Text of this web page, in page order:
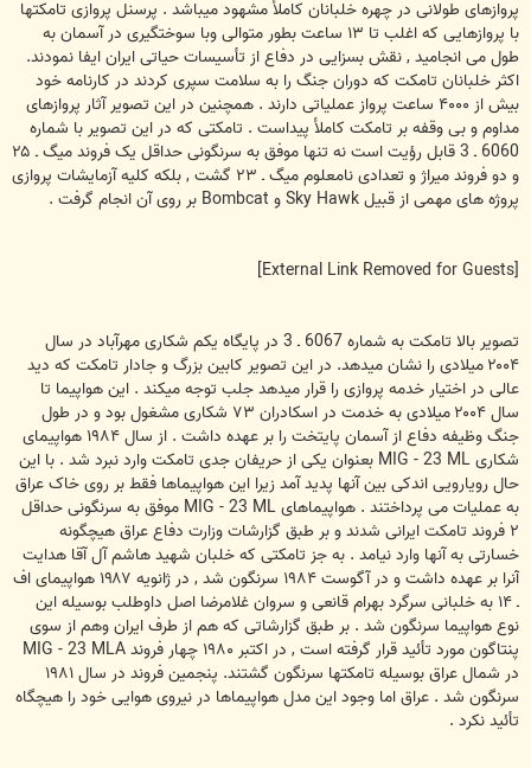
پروازهای طولانی در چهره خلبانان کاملأ مشهود ميباشد . پرسنل پروازی تامکتها
با پروازهايی که اغلب تا ۱۳ ساعت بطور متوالی وبا سوختگيری در آسمان به
طول می انجاميد , نقش بسزايی در دفاع از تأسيسات حياتی ايران ايفا نمودند.
اکثر خلبانان تامکت که دوران جنگ را به سلامت سپری کردند در کارنامه خود
بيش از ۴۰۰۰ ساعت پرواز عملياتی دارند . همچنين در اين تصوير آثار پروازهای
مداوم و بی وقفه بر تامکت کاملأ پيداست . تامکتی که در اين تصوير با شماره
6060 ـ 3 قابل رؤيت است نه تنها موفق به سرنگونی حداقل يک فروند ميگ ـ ۲۵
و دو فروند ميراژ و تعدادی نامعلوم ميگ ـ ۲۳ گشت , بلکه کليه آزمايشات پروازی
پروژه های مهمی از قبيل Sky Hawk و Bombcat بر روی آن انجام گرفت .
تصوير بالا تامکت به شماره 6067 ـ 3 در پايگاه يکم شکاری مهرآباد در سال
۲۰۰۴ ميلادی را نشان ميدهد. در اين تصوير کابين بزرگ و جادار تامکت که ديد
عالی در اختيار خدمه پروازی را قرار ميدهد جلب توجه ميکند . اين هواپيما تا
سال ۲۰۰۴ ميلادی به خدمت در اسکادران ۷۳ شکاری مشغول بود و در طول
جنگ وظيفه دفاع از آسمان پايتخت را بر عهده داشت . از سال ۱۹۸۴ هواپيمای
شکاری MIG - 23 ML بعنوان يکی از حريفان جدی تامکت وارد نبرد شد . با اين
حال رويارويی اندکی بين آنها پديد آمد زيرا اين هواپيماها فقط بر روی خاک عراق
به عمليات می پرداختند . هواپيماهای MIG - 23 ML موفق به سرنگونی حداقل
۲ فروند تامکت ايرانی شدند و بر طبق گزارشات وزارت دفاع عراق هيچگونه
خسارتی به آنها وارد نيامد . به جز تامکتی که خلبان شهيد هاشم آل آقا هدايت
آنرا بر عهده داشت و در آگوست ۱۹۸۴ سرنگون شد , در ژانويه ۱۹۸۷ هواپيمای اف
ـ ۱۴ به خلبانی سرگرد بهرام قانعی و سروان غلامرضا اصل داوطلب بوسيله اين
نوع هواپيما سرنگون شد . بر طبق گزارشاتی که هم از طرف ايران وهم از سوی
پنتاگون مورد تأئيد قرار گرفته است , در اکتبر ۱۹۸۰ چهار فروند MIG - 23 MLA
در شمال عراق بوسيله تامکتها سرنگون گشتند. پنجمين فروند در سال ۱۹۸۱
سرنگون شد . عراق اما وجود اين مدل هواپيماها در نيروی هوايی خود را هيچگاه
تأئيد نکرد .